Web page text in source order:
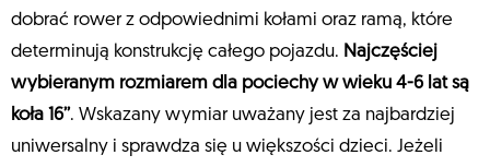
dobrać rower z odpowiednimi kołami oraz ramą, które
determinują konstrukcję całego pojazdu. Najczęściej
wybieranym rozmiarem dla pociechy w wieku 4-6 lat są
koła 16’’. Wskazany wymiar uważany jest za najbardziej
uniwersalny i sprawdza się u większości dzieci. Jeżeli